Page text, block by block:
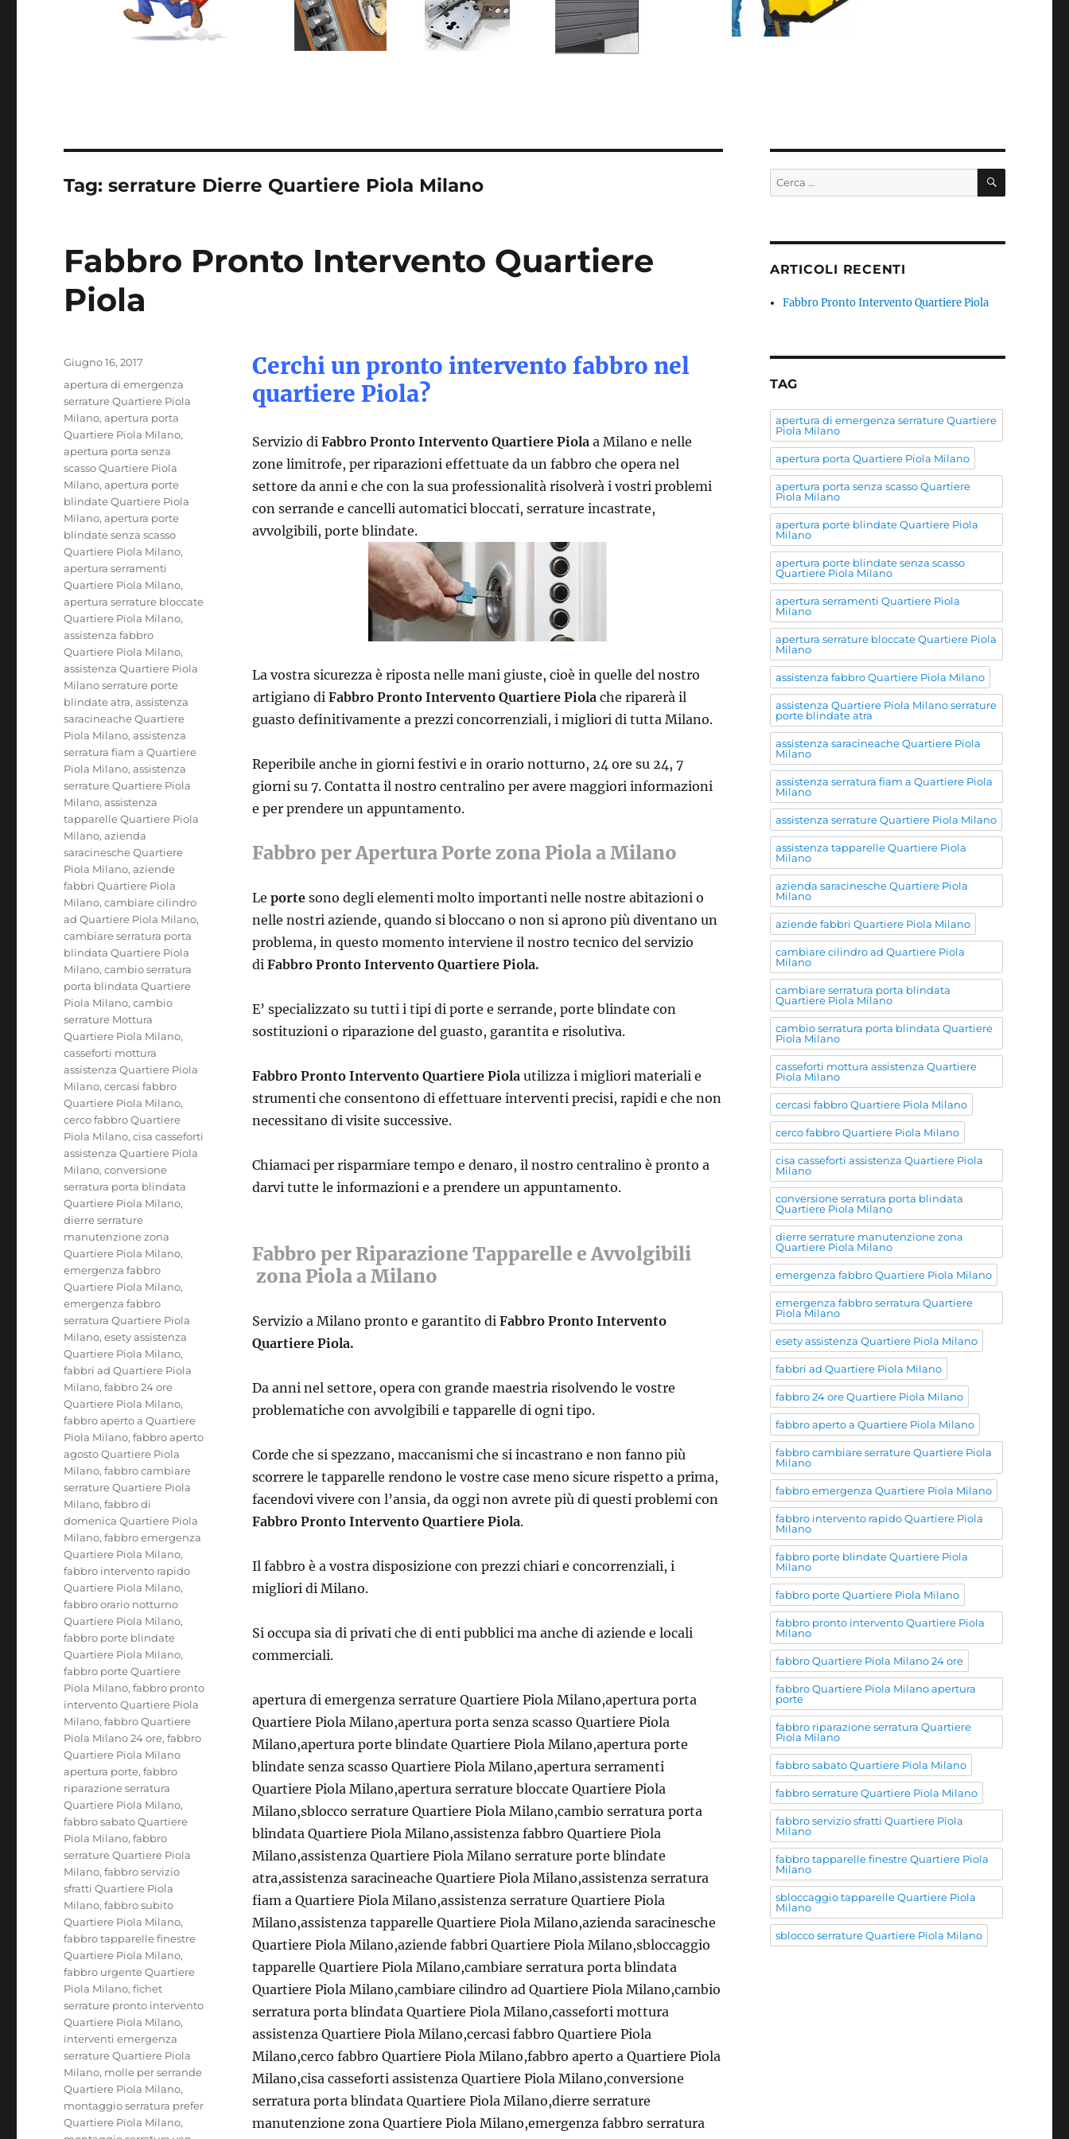
Tag:serrature Dierre Quartiere Piola Milano
Fabbro Pronto Intervento Quartiere
Piola
Cerchi un pronto intervento fabbro nel
quartiere Piola?
Servizio di Fabbro Pronto Intervento Quartiere Piola a Milano e nelle
zone limitrofe, per riparazioni effettuate da un fabbro che opera nel
settore da anni e che con la sua professionalità risolverà i vostri problemi
con serrande e cancelli automatici bloccati, serrature incastrate,
avvolgibili, porte blindate.
La vostra sicurezza è riposta nelle mani giuste, cioè in quelle del nostro
artigiano di Fabbro Pronto Intervento Quartiere Piola che riparerà il
guasto definitivamente a prezzi concorrenziali, i migliori di tutta Milano.
Reperibile anche in giorni festivi e in orario notturno, 24 ore su 24, 7
giorni su 7. Contatta il nostro centralino per avere maggiori informazioni
e per prendere un appuntamento.
Fabbro per Apertura Porte zona Piola a Milano
Le porte sono degli elementi molto importanti nelle nostre abitazioni o
nelle nostri aziende, quando si bloccano o non si aprono più diventano un
problema, in questo momento interviene il nostro tecnico del servizio
di Fabbro Pronto Intervento Quartiere Piola.
E’ specializzato su tutti i tipi di porte e serrande, porte blindate con
sostituzioni o riparazione del guasto, garantita e risolutiva.
Fabbro Pronto Intervento Quartiere Piola utilizza i migliori materiali e
strumenti che consentono di effettuare interventi precisi, rapidi e che non
necessitano di visite successive.
Chiamaci per risparmiare tempo e denaro, il nostro centralino è pronto a
darvi tutte le informazioni e a prendere un appuntamento.
Fabbro per Riparazione Tapparelle e Avvolgibili
zona Piola a Milano
Servizio a Milano pronto e garantito di Fabbro Pronto Intervento
Quartiere Piola.
Da anni nel settore, opera con grande maestria risolvendo le vostre
problematiche con avvolgibili e tapparelle di ogni tipo.
Corde che si spezzano, maccanismi che si incastrano e non fanno più
scorrere le tapparelle rendono le vostre case meno sicure rispetto a prima,
facendovi vivere con l’ansia, da oggi non avrete più di questi problemi con
Fabbro Pronto Intervento Quartiere Piola.
Il fabbro è a vostra disposizione con prezzi chiari e concorrenziali, i
migliori di Milano.
Si occupa sia di privati che di enti pubblici ma anche di aziende e locali
commerciali.
apertura di emergenza serrature Quartiere Piola Milano,apertura porta
Quartiere Piola Milano,apertura porta senza scasso Quartiere Piola
Milano,apertura porte blindate Quartiere Piola Milano,apertura porte
blindate senza scasso Quartiere Piola Milano,apertura serramenti
Quartiere Piola Milano,apertura serrature bloccate Quartiere Piola
Milano,sblocco serrature Quartiere Piola Milano,cambio serratura porta
blindata Quartiere Piola Milano,assistenza fabbro Quartiere Piola
Milano,assistenza Quartiere Piola Milano serrature porte blindate
atra,assistenza saracineache Quartiere Piola Milano,assistenza serratura
fiam a Quartiere Piola Milano,assistenza serrature Quartiere Piola
Milano,assistenza tapparelle Quartiere Piola Milano,azienda saracinesche
Quartiere Piola Milano,aziende fabbri Quartiere Piola Milano,sbloccaggio
tapparelle Quartiere Piola Milano,cambiare serratura porta blindata
Quartiere Piola Milano,cambiare cilindro ad Quartiere Piola Milano,cambio
serratura porta blindata Quartiere Piola Milano,casseforti mottura
assistenza Quartiere Piola Milano,cercasi fabbro Quartiere Piola
Milano,cerco fabbro Quartiere Piola Milano,fabbro aperto a Quartiere Piola
Milano,cisa casseforti assistenza Quartiere Piola Milano,conversione
serratura porta blindata Quartiere Piola Milano,dierre serrature
manutenzione zona Quartiere Piola Milano,emergenza fabbro serratura
Pubblicato
Giugno 16, 2017
Tag
apertura di emergenza
serrature Quartiere Piola
Milano,apertura porta
Quartiere Piola Milano,
apertura porta senza
scasso Quartiere Piola
Milano,apertura porte
blindate Quartiere Piola
Milano,apertura porte
blindate senza scasso
Quartiere Piola Milano,
apertura serramenti
Quartiere Piola Milano,
apertura serrature bloccate
Quartiere Piola Milano,
assistenza fabbro
Quartiere Piola Milano,
assistenza Quartiere Piola
Milano serrature porte
blindate atra,assistenza
saracineache Quartiere
Piola Milano,assistenza
serratura fiam a Quartiere
Piola Milano,assistenza
serrature Quartiere Piola
Milano,assistenza
tapparelle Quartiere Piola
Milano,azienda
saracinesche Quartiere
Piola Milano,aziende
fabbri Quartiere Piola
Milano,cambiare cilindro
ad Quartiere Piola Milano,
cambiare serratura porta
blindata Quartiere Piola
Milano,cambio serratura
porta blindata Quartiere
Piola Milano,cambio
serrature Mottura
Quartiere Piola Milano,
casseforti mottura
assistenza Quartiere Piola
Milano,cercasi fabbro
Quartiere Piola Milano,
cerco fabbro Quartiere
Piola Milano,cisa casseforti
assistenza Quartiere Piola
Milano,conversione
serratura porta blindata
Quartiere Piola Milano,
dierre serrature
manutenzione zona
Quartiere Piola Milano,
emergenza fabbro
Quartiere Piola Milano,
emergenza fabbro
serratura Quartiere Piola
Milano,esety assistenza
Quartiere Piola Milano,
fabbri ad Quartiere Piola
Milano,fabbro 24 ore
Quartiere Piola Milano,
fabbro aperto a Quartiere
Piola Milano,fabbro aperto
agosto Quartiere Piola
Milano,fabbro cambiare
serrature Quartiere Piola
Milano,fabbro di
domenica Quartiere Piola
Milano,fabbro emergenza
Quartiere Piola Milano,
fabbro intervento rapido
Quartiere Piola Milano,
fabbro orario notturno
Quartiere Piola Milano,
fabbro porte blindate
Quartiere Piola Milano,
fabbro porte Quartiere
Piola Milano,fabbro pronto
intervento Quartiere Piola
Milano,fabbro Quartiere
Piola Milano 24 ore,fabbro
Quartiere Piola Milano
apertura porte,fabbro
riparazione serratura
Quartiere Piola Milano,
fabbro sabato Quartiere
Piola Milano,fabbro
serrature Quartiere Piola
Milano,fabbro servizio
sfratti Quartiere Piola
Milano,fabbro subito
Quartiere Piola Milano,
fabbro tapparelle finestre
Quartiere Piola Milano,
fabbro urgente Quartiere
Piola Milano,fichet
serrature pronto intervento
Quartiere Piola Milano,
interventi emergenza
serrature Quartiere Piola
Milano, molle per serrande
Quartiere Piola Milano,
montaggio serratura prefer
Quartiere Piola Milano,
Cerca: CERCA
ARTICOLI RECENTI
Fabbro Pronto Intervento Quartiere Piola
TAG
apertura di emergenza serrature Quartiere
Piola Milano
apertura porta Quartiere Piola Milano
apertura porta senza scasso Quartiere
Piola Milano
apertura porte blindate Quartiere Piola
Milano
apertura porte blindate senza scasso
Quartiere Piola Milano
apertura serramenti Quartiere Piola
Milano
apertura serrature bloccate Quartiere Piola
Milano
assistenza fabbro Quartiere Piola Milano
assistenza Quartiere Piola Milano serrature
porte blindate atra
assistenza saracineache Quartiere Piola
Milano
assistenza serratura fiam a Quartiere Piola
Milano
assistenza serrature Quartiere Piola Milano
assistenza tapparelle Quartiere Piola
Milano
azienda saracinesche Quartiere Piola
Milano
aziende fabbri Quartiere Piola Milano
cambiare cilindro ad Quartiere Piola
Milano
cambiare serratura porta blindata
Quartiere Piola Milano
cambio serratura porta blindata Quartiere
Piola Milano
casseforti mottura assistenza Quartiere
Piola Milano
cercasi fabbro Quartiere Piola Milano
cerco fabbro Quartiere Piola Milano
cisa casseforti assistenza Quartiere Piola
Milano
conversione serratura porta blindata
Quartiere Piola Milano
dierre serrature manutenzione zona
Quartiere Piola Milano
emergenza fabbro Quartiere Piola Milano
emergenza fabbro serratura Quartiere
Piola Milano
esety assistenza Quartiere Piola Milano
fabbri ad Quartiere Piola Milano
fabbro 24 ore Quartiere Piola Milano
fabbro aperto a Quartiere Piola Milano
fabbro cambiare serrature Quartiere Piola
Milano
fabbro emergenza Quartiere Piola Milano
fabbro intervento rapido Quartiere Piola
Milano
fabbro porte blindate Quartiere Piola
Milano
fabbro porte Quartiere Piola Milano
fabbro pronto intervento Quartiere Piola
Milano
fabbro Quartiere Piola Milano 24 ore
fabbro Quartiere Piola Milano apertura
porte
fabbro riparazione serratura Quartiere
Piola Milano
fabbro sabato Quartiere Piola Milano
fabbro serrature Quartiere Piola Milano
fabbro servizio sfratti Quartiere Piola
Milano
fabbro tapparelle finestre Quartiere Piola
Milano
sbloccaggio tapparelle Quartiere Piola
Milano
sblocco serrature Quartiere Piola Milano